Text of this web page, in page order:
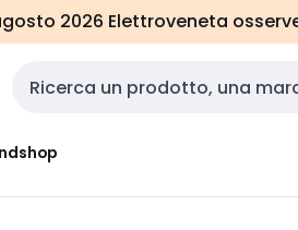
2026 Elettroveneta
Cerca input